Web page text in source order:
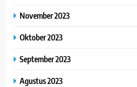
November 2023
Oktober 2023
September 2023
Agustus 2023